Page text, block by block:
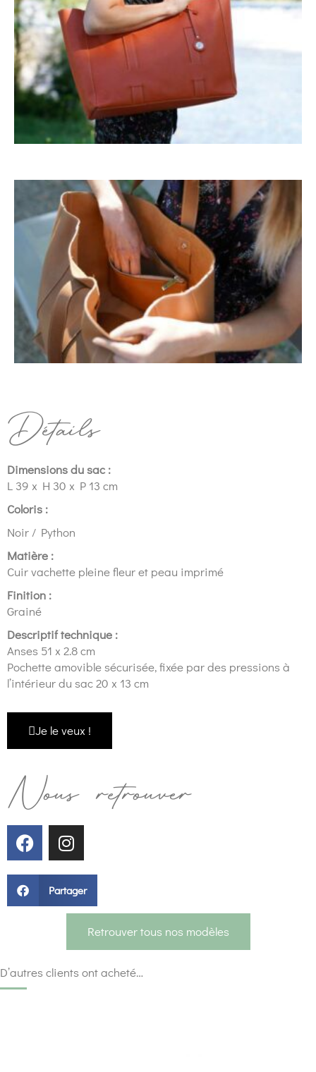
Détails
Dimensions du sac :
L 39 x H 30 x P 13 cm
Coloris :
Noir / Python
Matière :
Cuir vachette pleine fleur et peau imprimé
Finition :
Grainé
Descriptif technique :
Anses 51 x 2.8 cm
Pochette amovible sécurisée, fixée par des pressions à
l’intérieur du sac 20 x 13 cm
Je le veux !
Nous retrouver
Partager
Retrouver tous nos modèles
D’autres clients ont acheté…